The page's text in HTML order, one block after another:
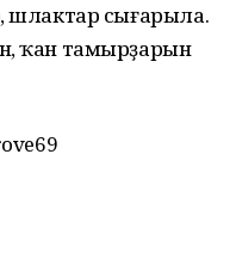
шлактар сығарыла.
ҡан тамырҙарын